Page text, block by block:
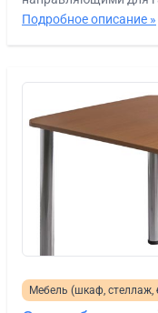
Подробное описание »
Мебель (шкаф, стеллаж,